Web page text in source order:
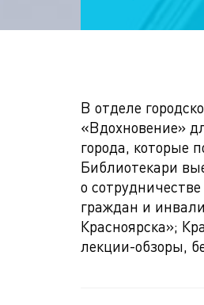
В отделе
«Вдохновение»
города, которые
Библиотекари
о
граждан и
Красноярска»;
лекции-обзоры,